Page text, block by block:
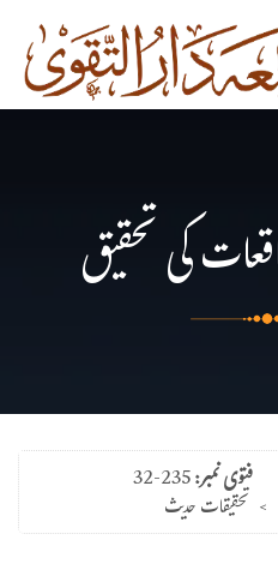
فتوی نمبر:32-235
> تحقیقات حدیث